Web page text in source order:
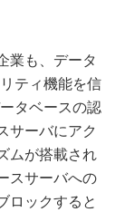
業も、データ
ティ機能を信
タベースの認
サーバにアク
ムが搭載され
スサーバへの
ロックすると